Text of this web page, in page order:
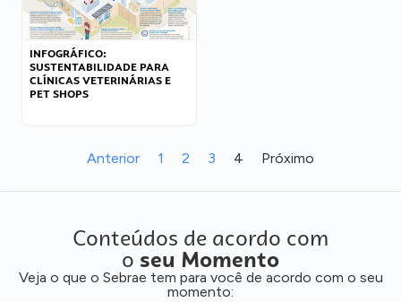
INFOGRÁFICO:
SUSTENTABILIDADE PARA
CLÍNICAS VETERINÁRIAS E
PET SHOPS
Anterior 1 2 3 4 Próximo
Conteúdos de acordo com
o seu Momento
Veja o que o Sebrae tem para você de acordo com o seu
momento: